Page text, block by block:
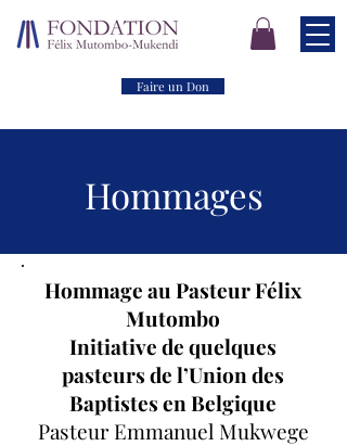
Faire un Don
Hommages
Hommage au Pasteur Félix
Mutombo
Initiative de quelques
pasteurs de l’Union des
Baptistes en Belgique
Pasteur Emmanuel Mukwege